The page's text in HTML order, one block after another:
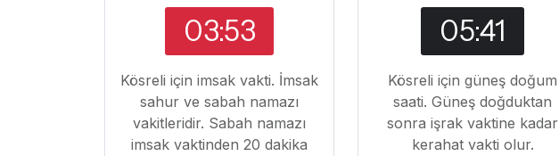
03:53
Kösreli için imsak vakti. İmsak
sahur ve sabah namazı
vakitleridir. Sabah namazı
imsak vaktinden 20 dakika
05:41
Kösreli için güneş doğum
saati. Güneş doğduktan
sonra işrak vaktine kadar
kerahat vakti olur.